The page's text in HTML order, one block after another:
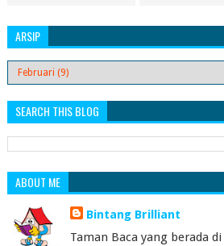
ARSIP
SEARCH THIS BLOG
ABOUT ME
Bintang Brilliant
Taman Baca yang berada